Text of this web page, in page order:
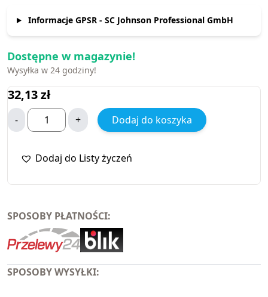
Informacje GPSR - SC Johnson Professional GmbH
Dostępne w magazynie!
Wysyłka w 24 godziny!
32,13zł
- + Dodaj do koszyka
Dodaj do Listy życzeń
SPOSOBY PŁATNOŚCI:
SPOSOBY WYSYŁKI: